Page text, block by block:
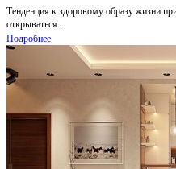
Тенденция к здоровому образу жизни
открываться...
Подробнее